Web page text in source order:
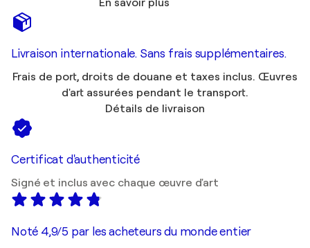
En savoir plus
Livraison internationale. Sans frais supplémentaires.
Frais de port, droits de douane et taxes inclus. Œuvres
d'art assurées pendant le transport.
Détails de livraison
Certificat d'authenticité
Signé et inclus avec chaque œuvre d'art
Noté 4,9/5 par les acheteurs du monde entier